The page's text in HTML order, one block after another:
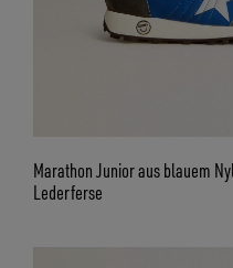
Marathon Junior aus blauem
Lederferse